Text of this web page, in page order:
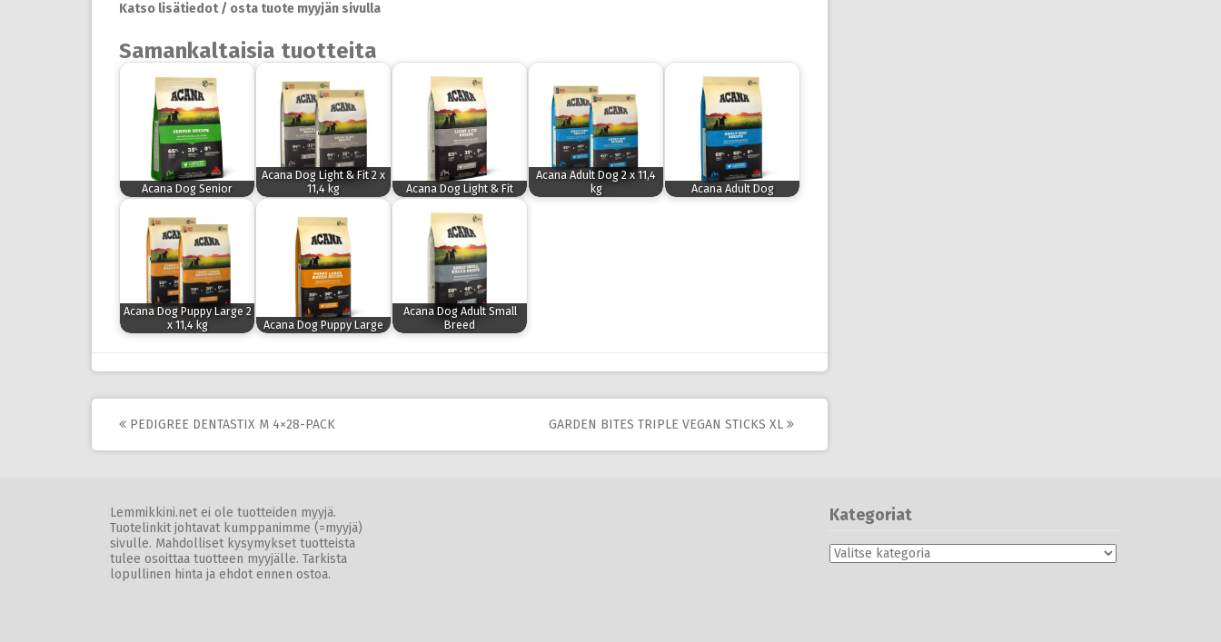
Katso lisätiedot / osta tuote myyjän sivulla
Samankaltaisia tuotteita
Acana Dog Senior
Acana Dog Light & Fit 2 x
11,4 kg
Acana Dog Light & Fit
Acana Adult Dog 2 x 11,4
kg
Acana Adult Dog
Acana Dog Puppy Large 2
x 11,4 kg
Acana Dog Puppy Large
Acana Dog Adult Small
Breed
Post
navigation
PEDIGREE DENTASTIX M 4×28-PACK GARDEN BITES TRIPLE VEGAN STICKS XL
Lemmikkini.net ei ole tuotteiden myyjä.
Tuotelinkit johtavat kumppanimme (=myyjä)
sivulle. Mahdolliset kysymykset tuotteista
tulee osoittaa tuotteen myyjälle. Tarkista
lopullinen hinta ja ehdot ennen ostoa.
Kategoriat
Kategoriat